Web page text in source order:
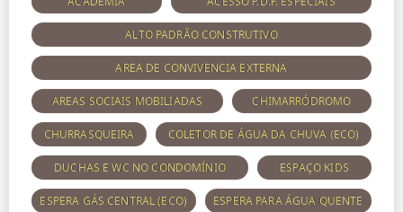
ALTO PADRÃO CONSTRUTIVO
AREA DE CONVIVENCIA EXTERNA
AREAS SOCIAIS MOBILIADAS CHIMARRÓDROMO
CHURRASQUEIRA COLETOR DE ÁGUA DA CHUVA (ECO)
DUCHAS E WC NO CONDOMÍNIO ESPAÇO KIDS
ESPERA GÁS CENTRAL (ECO) ESPERA PARA ÁGUA QUENTE